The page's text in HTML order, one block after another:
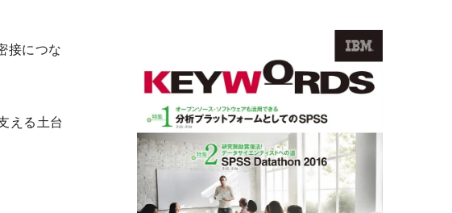
接につな
える土台